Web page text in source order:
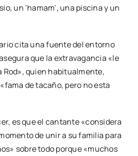
un ‘hamam’, una piscina y un
cita una fuente del entorno
que la extravagancia «le
Rod», quien habitualmente,
de tacaño, pero no esta
es que el cantante «considera
de unir a su familia para
sobre todo porque «muchos